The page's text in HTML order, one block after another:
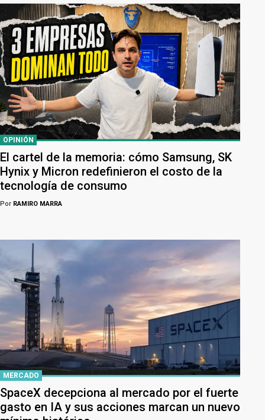
OPINIÓN
El cartel de la memoria: cómo Samsung, SK
Hynix y Micron redefinieron el costo de la
tecnología de consumo
Por RAMIRO MARRA
MERCADO
SpaceX decepciona al mercado por el fuerte
gasto en IA y sus acciones marcan un nuevo